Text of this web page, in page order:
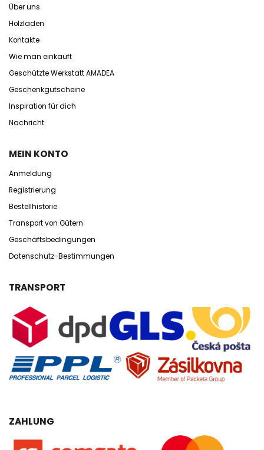
Über uns
Holzladen
Kontakte
Wie man einkauft
Geschützte Werkstatt AMADEA
Geschenkgutscheine
Inspiration für dich
Nachricht
MEIN KONTO
Anmeldung
Registrierung
Bestellhistorie
Transport von Gütern
Geschäftsbedingungen
Datenschutz-Bestimmungen
TRANSPORT
ZAHLUNG